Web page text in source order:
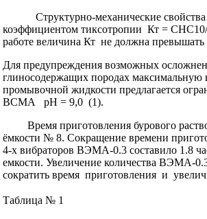
Структурно-механические свойства
коэффициентом тиксотропии Кт =
работе величина Кт не должна
Для предупреждения возможных
глиносодержащих породах максимальную
промывочной жидкости предлагается
ВСМА рН = 9,0 (1).
Время приготовления бурового
ёмкости № 8. Сокращение времени
4-х вибраторов ВЭМА-0.3 составило 1.8
емкости. Увеличение количества ВЭМА-
сократить время приготовления и
Таблица № 1